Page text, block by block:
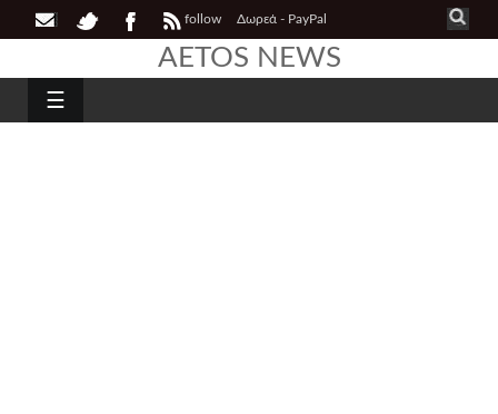
follow Δωρεά - PayPal
AETOS NEWS
☰